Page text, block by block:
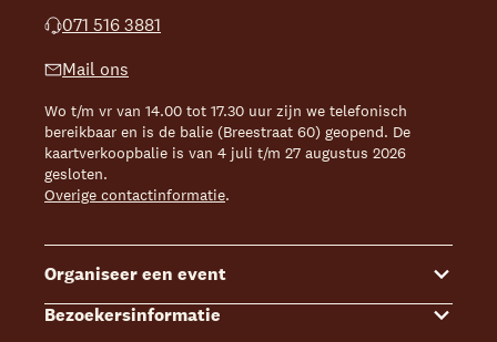
071 516 3881
Mail ons
Wo t/m vr van 14.00 tot 17.30 uur zijn we telefonisch
bereikbaar en is de balie (Breestraat 60) geopend. De
kaartverkoopbalie is van 4 juli t/m 27 augustus 2026
gesloten.
Overige contactinformatie.
Organiseer een event
Events
Bezoekersinformatie